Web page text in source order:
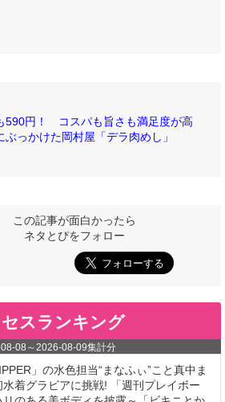
590円！ コスパも旨さも満足度が高
っかけた岡村屋「デラ肉めし」
この記事が面白かったら
ネタとぴをフォロー
スランキング
08 ～2026-08-09集計分
」の水色担当“まなふぃ”こと真中ま
水着グラビアに挑戦! 「週刊プレイボー